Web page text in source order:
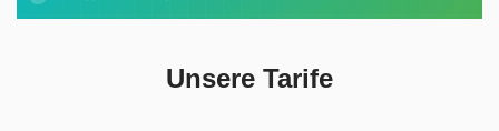
Unsere Tarife